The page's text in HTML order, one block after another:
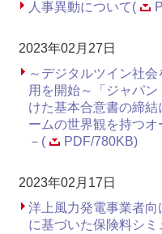
人事異動について(
2023年02月27日
～デジタルツイン社
用を開始～「ジャパ
けた基本合意書の締
ームの世界観を持つ
－(
PDF/780KB)
2023年02月17日
洋上風力発電事業者
に基づいた保険料シ